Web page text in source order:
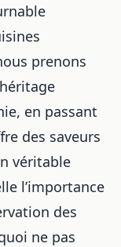
prenons
en passant
des saveurs
véritable
l’importance
des
ne pas